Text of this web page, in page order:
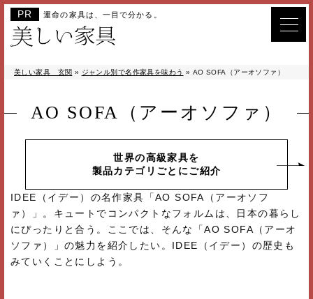
運命の家具は、一目で分かる。
美しい家具 玄関 » ジャンル別で名作家具を味わう » AO SOFA（アーオソファ）
AO SOFA（アーオソファ）
世界の高級家具を
製品カテゴリごとにご紹介
IDEE（イデー）の名作家具「AO SOFA（アーオソフ
ァ）」。キュートでコンパクトなフォルムは、日本の暮らし
にぴったりと合う。ここでは、そんな「AO SOFA（アーオ
ソファ）」の魅力を紹介したい。IDEE（イデー）の歴史も
みていくことにしよう。